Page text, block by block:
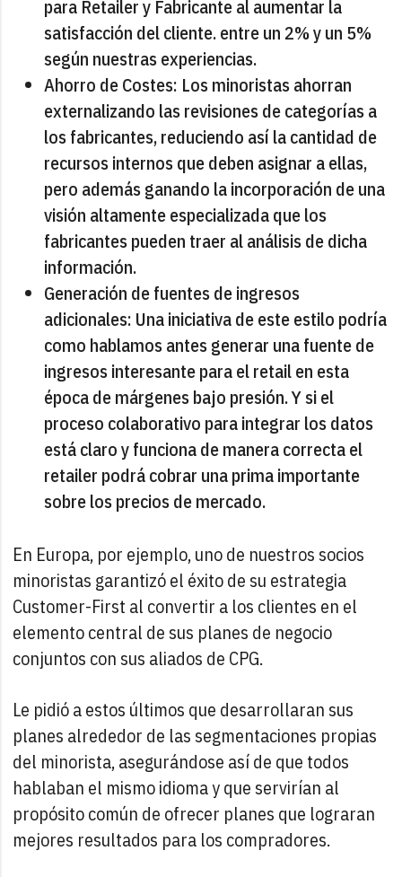
para Retailer y Fabricante al aumentar la
satisfacción del cliente. entre un 2% y un 5%
según nuestras experiencias.
Ahorro de Costes: Los minoristas ahorran
externalizando las revisiones de categorías a
los fabricantes, reduciendo así la cantidad de
recursos internos que deben asignar a ellas,
pero además ganando la incorporación de una
visión altamente especializada que los
fabricantes pueden traer al análisis de dicha
información.
Generación de fuentes de ingresos
adicionales: Una iniciativa de este estilo podría
como hablamos antes generar una fuente de
ingresos interesante para el retail en esta
época de márgenes bajo presión. Y si el
proceso colaborativo para integrar los datos
está claro y funciona de manera correcta el
retailer podrá cobrar una prima importante
sobre los precios de mercado.
En Europa, por ejemplo, uno de nuestros socios
minoristas garantizó el éxito de su estrategia
Customer-First al convertir a los clientes en el
elemento central de sus planes de negocio
conjuntos con sus aliados de CPG.
Le pidió a estos últimos que desarrollaran sus
planes alrededor de las segmentaciones propias
del minorista, asegurándose así de que todos
hablaban el mismo idioma y que servirían al
propósito común de ofrecer planes que lograran
mejores resultados para los compradores.